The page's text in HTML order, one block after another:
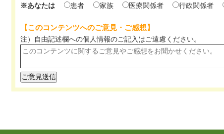
※あなたは
患者 家族 医療関係者 行政関係者
【このコンテンツへのご意見・ご感想】
注）自由記述欄への個人情報のご記入はご遠慮ください。